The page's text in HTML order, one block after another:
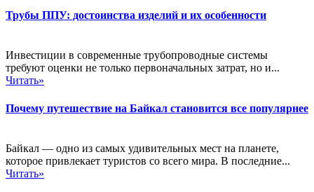
Трубы ППУ: достоинства изделий и их особенности
Инвестиции в современные трубопроводные системы
требуют оценки не только первоначальных затрат, но и...
Читать»
Почему путешествие на Байкал становится все популярнее
Байкал — одно из самых удивительных мест на планете,
которое привлекает туристов со всего мира. В последние...
Читать»